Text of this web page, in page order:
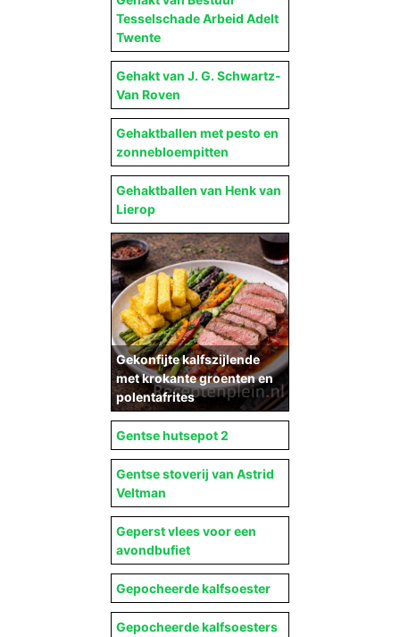
Tesselschade Arbeid Adelt
Twente
Gehakt van J. G. Schwartz-
Van Roven
Gehaktballen met pesto en
zonnebloempitten
Gehaktballen van Henk van
Lierop
Gekonfijte kalfszijlende
met krokante groenten en
polentafrites
Gentse hutsepot 2
Gentse stoverij van Astrid
Veltman
Geperst vlees voor een
avondbufiet
Gepocheerde kalfsoester
Gepocheerde kalfsoesters